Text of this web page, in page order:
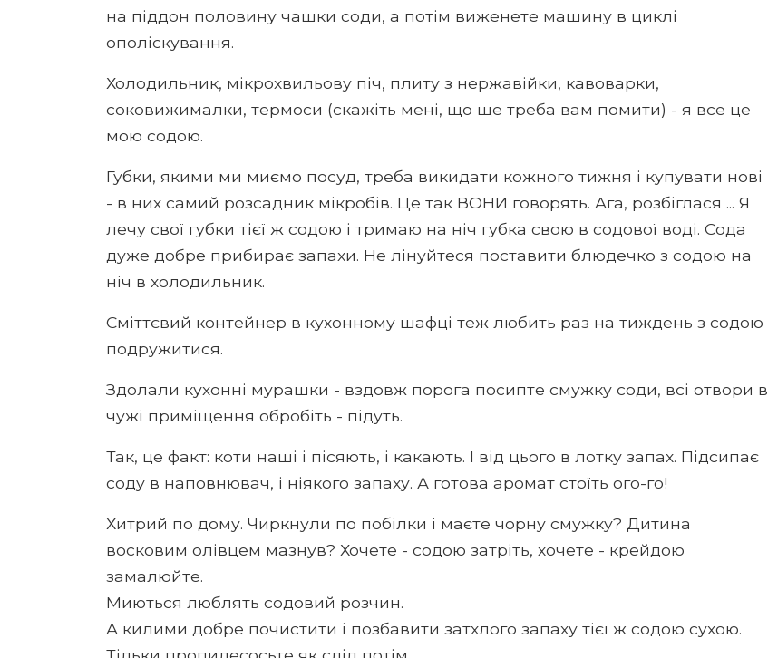
на піддон половину чашки соди, а потім виженете машину в циклі
ополіскування.
Холодильник, мікрохвильову піч, плиту з нержавійки, кавоварки,
соковижималки, термоси (скажіть мені, що ще треба вам помити) - я все це
мою содою.
Губки, якими ми миємо посуд, треба викидати кожного тижня і купувати нові
- в них самий розсадник мікробів. Це так ВОНИ говорять. Ага, розбіглася ... Я
лечу свої губки тієї ж содою і тримаю на ніч губка свою в содової воді. Сода
дуже добре прибирає запахи. Не лінуйтеся поставити блюдечко з содою на
ніч в холодильник.
Сміттєвий контейнер в кухонному шафці теж любить раз на тиждень з содою
подружитися.
Здолали кухонні мурашки - вздовж порога посипте смужку соди, всі отвори в
чужі приміщення обробіть - підуть.
Так, це факт: коти наші і пісяють, і какають. І від цього в лотку запах. Підсипає
соду в наповнювач, і ніякого запаху. А готова аромат стоїть ого-го!
Хитрий по дому. Чиркнули по побілки і маєте чорну смужку? Дитина
восковим олівцем мазнув? Хочете - содою затріть, хочете - крейдою
замалюйте.
Миються люблять содовий розчин.
А килими добре почистити і позбавити затхлого запаху тієї ж содою сухою.